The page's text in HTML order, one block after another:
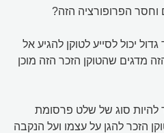
הפרופורציה הזה?
יכול לסייע לטוקן להגיע אל
מדגים שהטוקן הזכר הזה מוכן
להיות סוג של שלט פרסומת
הזכר להגן על עצמו ועל הנקבה